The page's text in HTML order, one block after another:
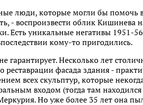
люди, которые могли бы помочь
- воспроизвести облик Кишинева
Есть уникальные негативы
кому-то пригодились.
гарантирует. Несколько лет
реставрации фасада здания -
всех скульптур, которые
входом (тогда там
Но уже более 35 лет она